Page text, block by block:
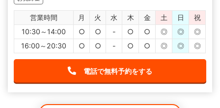
かったので、事故ってから1年以上経っても症状が改善され
ませんでした。
また保険会社とのやり取りなども、非常に悩まされまし
た。
事故の場合怪我したところ以外にも痛めていることもあ
り、後から痛みが出てくることもかなりありました。
総合的に治療をしてくれるところの方がいいと思います。
そういった知識のある病院を選んだ方がいいです。
営業時間 月 火 水 木 金 土 日
祝
10:30～14:00
○ ○ - ○ ○ ◎ ◎
◎
16:00～20:30
○ ○ - ○ ○ ◎ ◎ ◎
電話で無料予約をする